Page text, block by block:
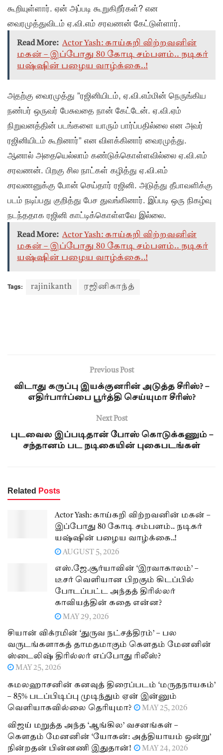
கூறியுள்ளார். ஏன் அப்படி கூறுகிறீர்கள்? என
வைரமுத்துவிடம் ஏ.வி.எம் சரவணன் கேட்டுள்ளார்.
Read More: Actor Yash: காய்கறி விற்றவனின்
மகன் – இப்போது 80 கோடி சம்பளம்.. நடிகர்
யஷ்ஷின் பழைய வாழ்க்கை..!
அதற்கு வைரமுத்து ”ரஜினியிடம், ஏ.வி.எம்மின் நெருங்கிய
நண்பர் ஒருவர் பேசுவதை நான் கேட்டேன். ஏ.வி.ஏம்
நிறுவனத்தின் படங்களை யாரும் பார்ப்பதில்லை என அவர்
ரஜினியிடம் கூறினார்” என விளக்கினார் வைரமுத்து.
ஆனால் அதையெல்லாம் கண்டுக்கொள்ளவில்லை ஏ.வி.எம்
சரவணன். பிறகு சில நாட்கள் கழித்து ஏ.வி.எம்
சரவணனுக்கு போன் செய்தார் ரஜினி. அடுத்து தீபாவளிக்கு
படம் நடிப்பது குறித்து பேச துவங்கினார். இப்படி ஒரு நிகழ்வு
நடந்ததாக ரஜினி காட்டிக்கொள்ளவே இல்லை.
Read More: Actor Yash: காய்கறி விற்றவனின்
மகன் – இப்போது 80 கோடி சம்பளம்.. நடிகர்
யஷ்ஷின் பழைய வாழ்க்கை..!
Tags: rajinikanth ரஜினிகாந்த்
Previous Post
விடாது கருப்பு இயக்குனரின் அடுத்த சீரிஸ்? –
எதிர்பார்ப்பை பூர்த்தி செய்யுமா சீரிஸ்?
Next Post
புடவைல இப்படிதான் போஸ் கொடுக்கணும் –
சந்தானம் பட நடிகையின் புகைபடங்கள்
Related Posts
Actor Yash: காய்கறி விற்றவனின் மகன் –
இப்போது 80 கோடி சம்பளம்.. நடிகர்
யஷ்ஷின் பழைய வாழ்க்கை..!
AUGUST 5, 2026
எஸ்.ஜே.சூர்யாவின் ‘இரவாகாலம்’ –
டீசர் வெளியான பிறகும் கிடப்பில்
போடப்பட்ட அந்தத் திரில்லர்
காவியத்தின் கதை என்ன?
MAY 29, 2026
சியான் விக்ரமின் ‘துருவ நட்சத்திரம்’ – பல
வருடங்களாகத் தாமதமாகும் கௌதம் மேனனின்
ஸ்டைலிஷ் திரில்லர் எப்போது ரிலீஸ்?
MAY 25, 2026
கமலஹாசனின் கனவுத் திரைப்படம் ‘மருதநாயகம்’
– 85% படப்பிடிப்பு முடிந்தும் ஏன் இன்னும்
வெளியாகவில்லை தெரியுமா?
MAY 25, 2026
விஜய் மறுத்த அந்த ‘ஆங்கில’ வசனங்கள் –
கௌதம் மேனனின் ‘யோகன்: அத்தியாயம் ஒன்று’
நின்றதன் பின்னணி இதுதான்!
MAY 24, 2026